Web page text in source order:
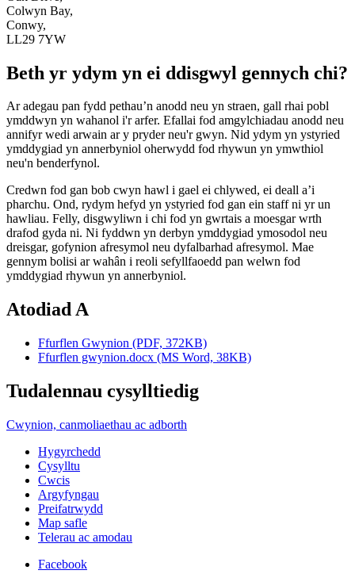
Colwyn Bay,
Conwy,
LL29 7YW
Beth yr ydym yn ei ddisgwyl gennych chi?
Ar adegau pan fydd pethau’n anodd neu yn straen, gall rhai pobl
ymddwyn yn wahanol i'r arfer. Efallai fod amgylchiadau anodd neu
annifyr wedi arwain ar y pryder neu'r gwyn. Nid ydym yn ystyried
ymddygiad yn annerbyniol oherwydd fod rhywun yn ymwthiol
neu'n benderfynol.
Credwn fod gan bob cwyn hawl i gael ei chlywed, ei deall a’i
pharchu. Ond, rydym hefyd yn ystyried fod gan ein staff ni yr un
hawliau. Felly, disgwyliwn i chi fod yn gwrtais a moesgar wrth
drafod gyda ni. Ni fyddwn yn derbyn ymddygiad ymosodol neu
dreisgar, gofynion afresymol neu dyfalbarhad afresymol. Mae
gennym bolisi ar wahân i reoli sefyllfaoedd pan welwn fod
ymddygiad rhywun yn annerbyniol.
Atodiad A
Ffurflen Gwynion (PDF, 372KB)
Ffurflen gwynion.docx (MS Word, 38KB)
Tudalennau cysylltiedig
Cwynion, canmoliaethau ac adborth
Hygyrchedd
Cysylltu
Cwcis
Argyfyngau
Preifatrwydd
Map safle
Telerau ac amodau
Facebook